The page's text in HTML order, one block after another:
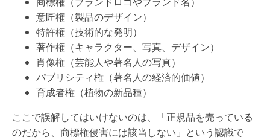
意匠権（製品のデザイン）
特許権（技術的な発明）
著作権（キャラクター、写真、デザイン）
肖像権（芸能人や著名人の写真）
パブリシティ権（著名人の経済的価値）
育成者権（植物の新品種）
ここで誤解してはいけないのは、「正規品を売っている
のだから、商標権侵害には該当しない」という認識で